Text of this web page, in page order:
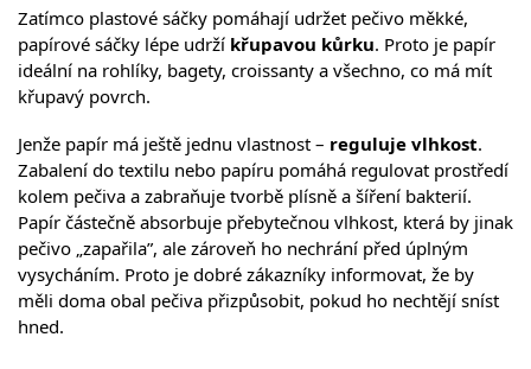
Zatímco plastové sáčky pomáhají udržet pečivo měkké,
papírové sáčky lépe udrží křupavou kůrku. Proto je papír
ideální na rohlíky, bagety, croissanty a všechno, co má mít
křupavý povrch.
Jenže papír má ještě jednu vlastnost – reguluje vlhkost.
Zabalení do textilu nebo papíru pomáhá regulovat prostředí
kolem pečiva a zabraňuje tvorbě plísně a šíření bakterií.
Papír částečně absorbuje přebytečnou vlhkost, která by jinak
pečivo „zapařila”, ale zároveň ho nechrání před úplným
vysycháním. Proto je dobré zákazníky informovat, že by
měli doma obal pečiva přizpůsobit, pokud ho nechtějí sníst
hned.